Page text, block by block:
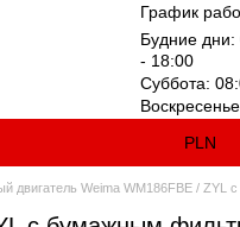
График
Будние дни:
- 18:00
Суббота:
PLN
двигатель Weima WM186FBE /